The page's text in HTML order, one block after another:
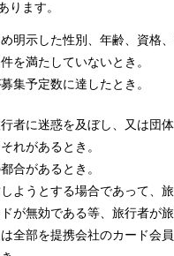
ります。
明示した性別、年齢、資格
を満たしていないとき。
集予定数に達したとき。
者に迷惑を及ぼし、又は団
れがあるとき。
合があるとき。
ようとする場合であって、
が無効である等、旅行者が
全部を提携会社のカード会